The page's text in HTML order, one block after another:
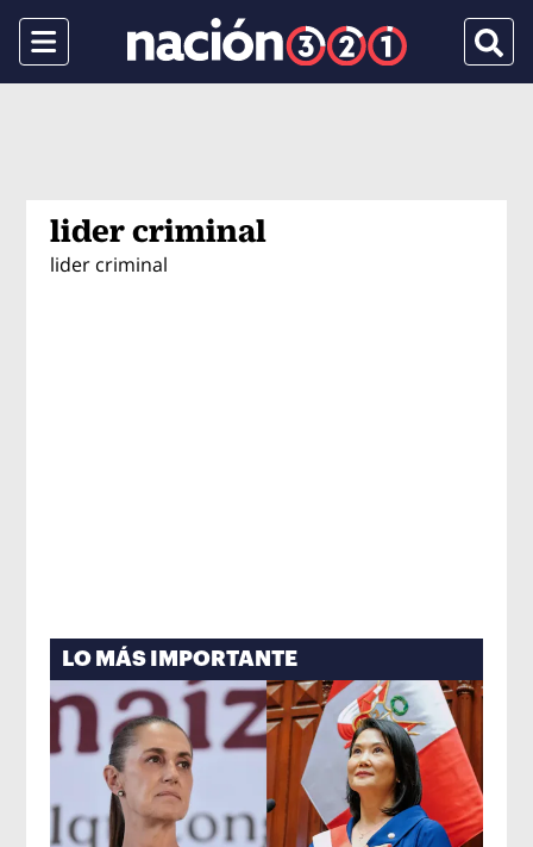
Menu
lider criminal
lider criminal
LO MÁS IMPORTANTE